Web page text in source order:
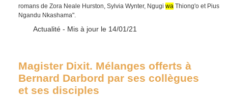
romans de Zora Neale Hurston, Sylvia Wynter, Ngugi wa Thiong'o et Pius
Ngandu Nkashama".
Type :
Actualité - Mis à jour le 14/01/21
Magister Dixit. Mélanges offerts à
Bernard Darbord par ses collègues
et ses disciples